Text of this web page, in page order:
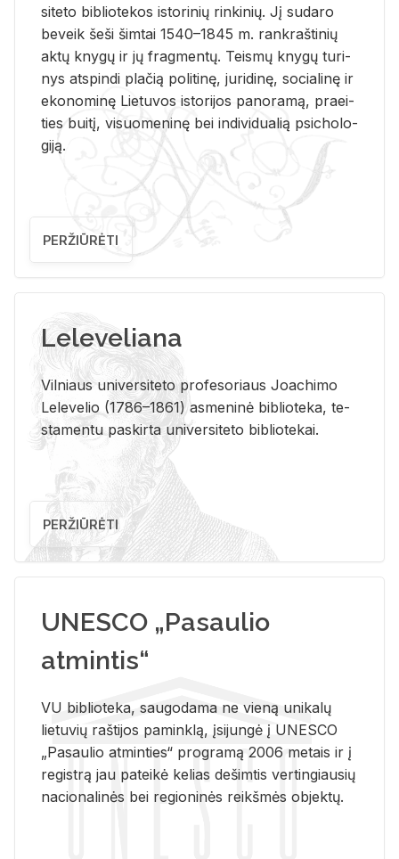
si­te­to bi­b­lio­te­kos is­to­ri­nių rin­ki­nių. Jį su­da­ro
be­veik šeši šim­tai 1540–1845 m. rank­raš­ti­nių
aktų kny­gų ir jų frag­men­tų. Teis­mų kny­gų tu­ri­
nys at­spin­di pla­čią po­li­ti­nę, ju­ri­di­nę, so­cia­li­nę ir
eko­no­mi­nę Lie­tu­vos is­to­ri­jos pa­no­ra­mą, pra­ei­
ties bui­tį, vi­suo­me­ni­nę bei in­di­vi­dua­lią psi­cho­lo­
gi­ją.
PERŽIŪRĖTI
Leleveliana
Vil­niaus uni­ver­si­te­to pro­fe­so­riaus Jo­a­chi­mo
Le­le­ve­lio (1786–1861) as­me­ni­nė bi­b­lio­te­ka, te­
sta­men­tu pa­skir­ta uni­ver­si­te­to bi­b­lio­te­kai.
PERŽIŪRĖTI
UNESCO „Pasaulio
atmintis“
VU biblioteka, saugodama ne vieną unikalų
lietuvių raštijos paminklą, įsijungė į UNESCO
„Pasaulio atminties“ programą 2006 metais ir į
registrą jau pateikė kelias dešimtis vertingiausių
nacionalinės bei regioninės reikšmės objektų.